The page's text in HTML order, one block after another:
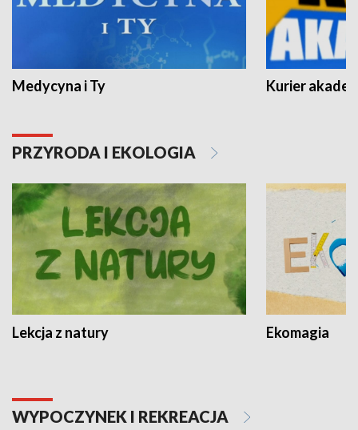
Medycyna i Ty Kurier
PRZYRODA I EKOLOGIA
Lekcja z natury Ekomagia
WYPOCZYNEK I REKREACJA